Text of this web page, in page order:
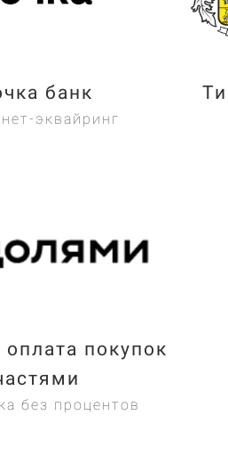
банк
эквайринг
покупок
без процентов